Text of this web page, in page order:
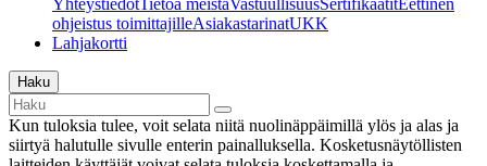
YhteystiedotTietoa meistäVastuullisuusSertifikaatitEettinen
ohjeistus toimittajilleAsiakastarinatUKK
Lahjakortti
Haku
Kun tuloksia tulee, voit selata niitä nuolinäppäimillä ylös ja alas ja
siirtyä halutulle sivulle enterin painalluksella. Kosketusnäytöllisten